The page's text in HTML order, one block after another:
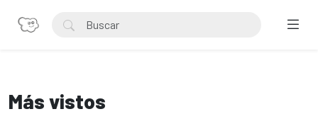
Más vistos